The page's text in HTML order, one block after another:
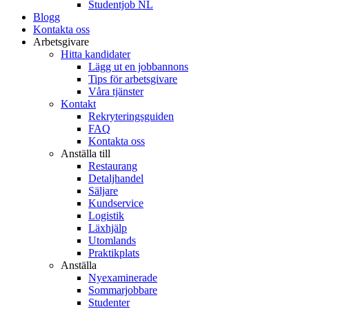
Studentjob NL
Blogg
Kontakta oss
Arbetsgivare
Hitta kandidater
Lägg ut en jobbannons
Tips för arbetsgivare
Våra tjänster
Kontakt
Rekryteringsguiden
FAQ
Kontakta oss
Anställa till
Restaurang
Detaljhandel
Säljare
Kundservice
Logistik
Läxhjälp
Utomlands
Praktikplats
Anställa
Nyexaminerade
Sommarjobbare
Studenter